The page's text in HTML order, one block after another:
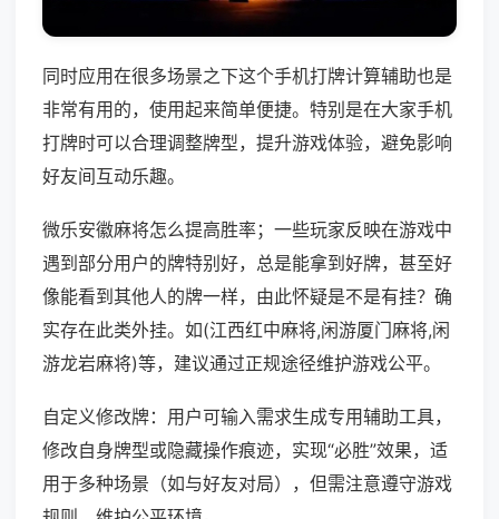
同时应用在很多场景之下这个手机打牌计算辅助也是
非常有用的，使用起来简单便捷。特别是在大家手机
打牌时可以合理调整牌型，提升游戏体验，避免影响
好友间互动乐趣。
微乐安徽麻将怎么提高胜率；一些玩家反映在游戏中
遇到部分用户的牌特别好，总是能拿到好牌，甚至好
像能看到其他人的牌一样，由此怀疑是不是有挂？确
实存在此类外挂。如(江西红中麻将,闲游厦门麻将,闲
游龙岩麻将)等，建议通过正规途径维护游戏公平。
自定义修改牌：用户可输入需求生成专用辅助工具，
修改自身牌型或隐藏操作痕迹，实现“必胜”效果，适
用于多种场景（如与好友对局），但需注意遵守游戏